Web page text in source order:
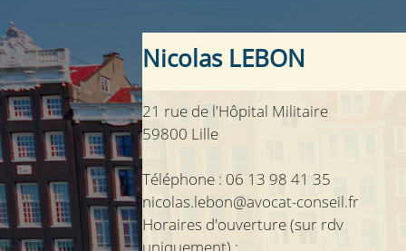
Nicolas LEBON
21 rue de l'Hôpital Militaire
59800 Lille
Téléphone : 06 13 98 41 35
nicolas.lebon@avocat-conseil.fr
Horaires d'ouverture (sur rdv